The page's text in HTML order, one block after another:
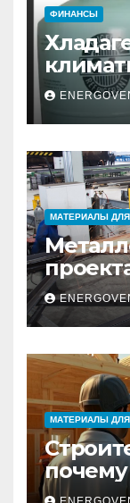
ФИНАНСЫ
Санкт-
МАТЕРИАЛЫ
МАТЕРИАЛЫ
цикла